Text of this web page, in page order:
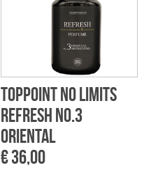
Toppoint No Limits
Refresh No.3
Oriental
€ 36,00